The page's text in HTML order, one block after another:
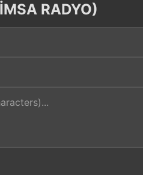
RADYO)